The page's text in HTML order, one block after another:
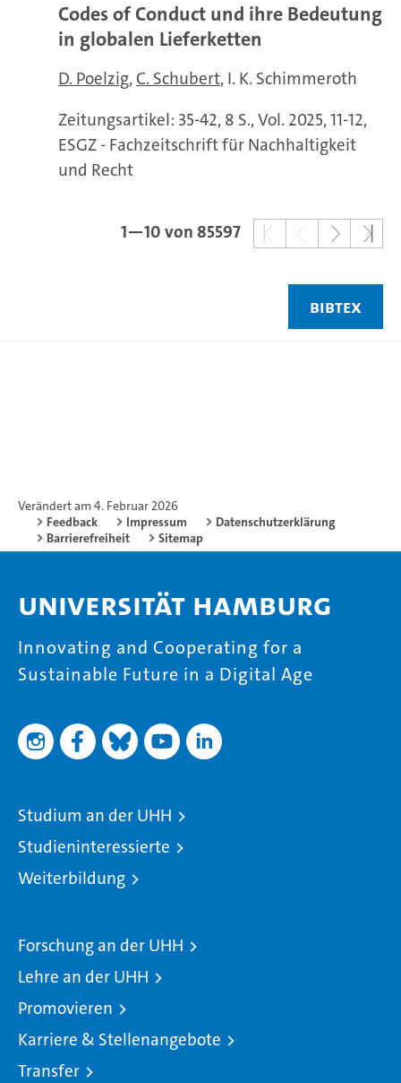
Codes of Conduct und ihre Bedeutung
in globalen Lieferketten
D. Poelzig C. Schubert I. K. Schimmeroth
Zeitungsartikel: 35-42, 8 S., Vol. 2025, 11-12,
ESGZ - Fachzeitschrift für Nachhaltigkeit
und Recht
1—10 von 85597
BIBTEX
Verändert am 4. Februar 2026
Feedback
Impressum
Datenschutzerklärung
Barrierefreiheit
Sitemap
Universität Hamburg
Innovating and Cooperating for a
Sustainable Future in a Digital Age
Studium an der UHH
Studieninteressierte
Weiterbildung
Forschung an der UHH
Lehre an der UHH
Promovieren
Karriere & Stellenangebote
Transfer